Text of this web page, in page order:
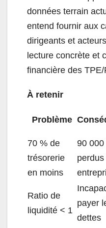
données terrain
entend fournir aux
dirigeants et
lecture concrète et
financière des
À retenir
Problème
70 % de
trésorerie
en moins
90 000
Ratio de
liquidité < 1
payer
dettes